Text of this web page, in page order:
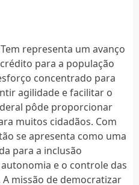
representa um avanço
para a população
concentrado para
agilidade e facilitar o
pôde proporcionar
muitos cidadãos. Com
se apresenta como uma
para a inclusão
e o controle das
missão de democratizar